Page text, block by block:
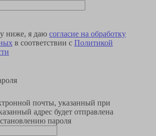
ниже, я даю согласие на обработку
в соответствии с Политикой
почты, указанный при
адрес будет отправлена
пароля